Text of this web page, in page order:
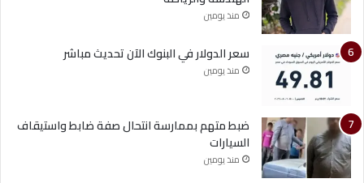
منذ يومين
سعر الدولار في البنوك الآن تحديث مباشر
منذ يومين
ضبط متهم بممارسة انتحال صفة ضابط واستيقاف
السيارات
منذ يومين